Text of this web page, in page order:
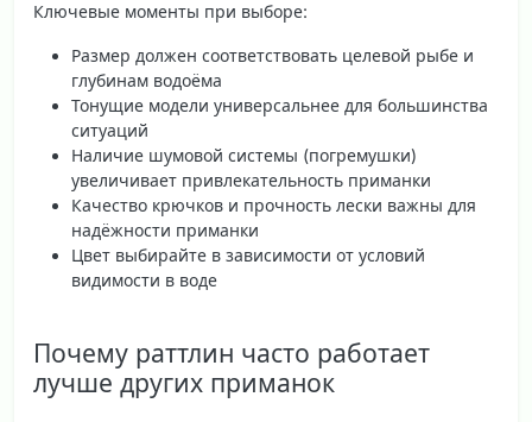
Ключевые моменты при выборе:
Размер должен соответствовать целевой рыбе и
глубинам водоёма
Тонущие модели универсальнее для большинства
ситуаций
Наличие шумовой системы (погремушки)
увеличивает привлекательность приманки
Качество крючков и прочность лески важны для
надёжности приманки
Цвет выбирайте в зависимости от условий
видимости в воде
Почему раттлин часто работает
лучше других приманок